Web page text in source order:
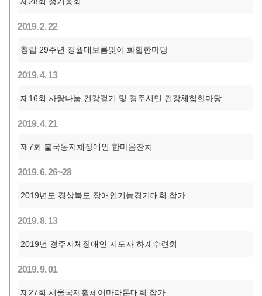
2019. 2. 22
창립 29주년 정월대보름맞이 화합한마당
2019. 4. 13
제16회 사랑나눔 건강걷기 및 경주시민 건강체험한마당
2019. 4. 21
제7회 불국동지체장애인 한마음잔치
2019. 6. 26~28
2019년도 경상북도 장애인기능경기대회 참가
2019. 8. 13
2019년 경주지체장애인 지도자 하계수련회
2019. 9. 01
제27회 서울국제휠체어마라톤대회 참가